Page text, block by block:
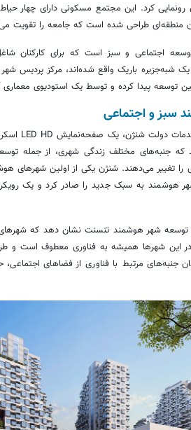
منطقه‌ای طراحی شده است که جامعه را تقویت
اجتماعی و سبز است که برای کارکنان
یک شبه‌جزیره باریک واقع شده‌اند، مرکز پردیس
توسعه پیدا کرده و توسط یک استودیوی
سبز و اجتماعی
دولتشنژن، یک صفحه‌نمایش LED HD
جنبه‌های مختلف زندگی شهری، از جمله
تغییر می‌دهند. شنژنیکی از اولین شهرهای
شهر هوشمند به سبک جدید را صادر کرد و یک
توسعه شهر هوشمند تنسنتنشان دهد که
در این شهرها همیشه به فناوری معطوف است و
جنبه‌های مرتبط با فناوری از فضاهای اجتماعی،